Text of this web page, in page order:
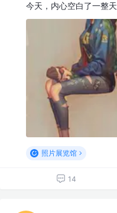
今天，内心空白了一整天
照片展览馆
14